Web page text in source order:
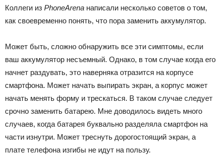
Коллеги из PhoneArena написали несколько советов о том,
как своевременно понять, что пора заменить аккумулятор.
Может быть, сложно обнаружить все эти симптомы, если
ваш аккумулятор несъемный. Однако, в том случае когда его
начнет раздувать, это наверняка отразится на корпусе
смартфона. Может начать выпирать экран, а корпус может
начать менять форму и трескаться. В таком случае следует
срочно заменить батарею. Мне доводилось видеть много
случаев, когда батарея буквально разделяла смартфон на
части изнутри. Может треснуть дорогостоящий экран, а
плате телефона изгибы не идут на пользу.